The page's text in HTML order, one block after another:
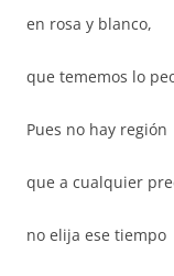
en rosa y blanco,
que tememos lo
Pues no hay región
que a cualquier
no elija ese tiempo